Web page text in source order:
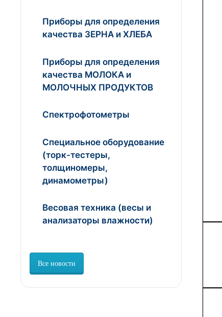
Приборы для определения
качества ЗЕРНА и ХЛЕБА
Приборы для определения
качества МОЛОКА и
МОЛОЧНЫХ ПРОДУКТОВ
Спектрофотометры
Специальное оборудование
(торк-тестеры,
толщиномеры,
динамометры)
Весовая техника (весы и
анализаторы влажности)
Все новости